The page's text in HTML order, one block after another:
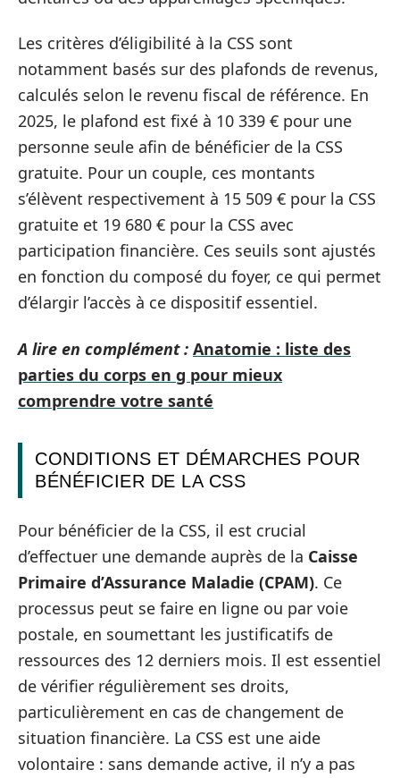
Les critères d’éligibilité à la CSS sont
notamment basés sur des plafonds de revenus,
calculés selon le revenu fiscal de référence. En
2025, le plafond est fixé à 10 339 € pour une
personne seule afin de bénéficier de la CSS
gratuite. Pour un couple, ces montants
s’élèvent respectivement à 15 509 € pour la CSS
gratuite et 19 680 € pour la CSS avec
participation financière. Ces seuils sont ajustés
en fonction du composé du foyer, ce qui permet
d’élargir l’accès à ce dispositif essentiel.
A lire en complément : Anatomie : liste des
parties du corps en g pour mieux
comprendre votre santé
CONDITIONS ET DÉMARCHES POUR
BÉNÉFICIER DE LA CSS
Pour bénéficier de la CSS, il est crucial
d’effectuer une demande auprès de la Caisse
Primaire d’Assurance Maladie (CPAM). Ce
processus peut se faire en ligne ou par voie
postale, en soumettant les justificatifs de
ressources des 12 derniers mois. Il est essentiel
de vérifier régulièrement ses droits,
particulièrement en cas de changement de
situation financière. La CSS est une aide
volontaire : sans demande active, il n’y a pas